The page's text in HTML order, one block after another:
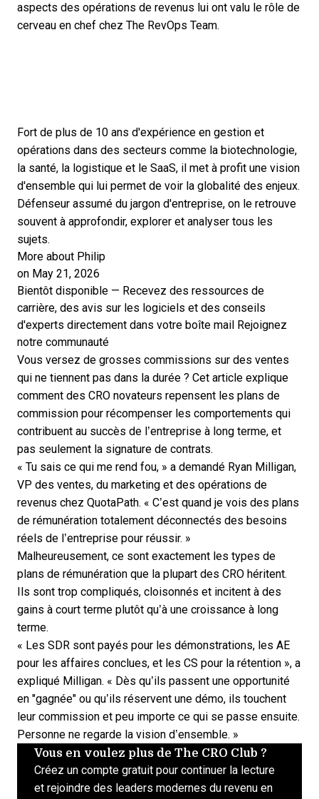
aspects des opérations de revenus lui ont valu le rôle de
cerveau en chef chez The RevOps Team.
Fort de plus de 10 ans d'expérience en gestion et
opérations dans des secteurs comme la biotechnologie,
la santé, la logistique et le SaaS, il met à profit une vision
d'ensemble qui lui permet de voir la globalité des enjeux.
Défenseur assumé du jargon d'entreprise, on le retrouve
souvent à approfondir, explorer et analyser tous les
sujets.
More about Philip
on May 21, 2026
Bientôt disponible — Recevez des ressources de
carrière, des avis sur les logiciels et des conseils
d'experts directement dans votre boîte mail
Rejoignez
notre communauté
Vous versez de grosses commissions sur des ventes
qui ne tiennent pas dans la durée ? Cet article explique
comment des CRO novateurs repensent les plans de
commission pour récompenser les comportements qui
contribuent au succès de l’entreprise à long terme, et
pas seulement la signature de contrats.
« Tu sais ce qui me rend fou, » a demandé Ryan Milligan,
VP des ventes, du marketing et des opérations de
revenus chez QuotaPath. « C’est quand je vois des plans
de rémunération totalement déconnectés des besoins
réels de l’entreprise pour réussir. »
Malheureusement, ce sont exactement les types de
plans de rémunération que la plupart des CRO héritent.
Ils sont trop compliqués, cloisonnés et incitent à des
gains à court terme plutôt qu’à une croissance à long
terme.
« Les SDR sont payés pour les démonstrations, les AE
pour les affaires conclues, et les CS pour la rétention », a
expliqué Milligan. « Dès qu’ils passent une opportunité
en "gagnée" ou qu’ils réservent une démo, ils touchent
leur commission et peu importe ce qui se passe ensuite.
Personne ne regarde la vision d’ensemble. »
Vous en voulez plus de The CRO Club ?
Créez un compte gratuit pour continuer la lecture
et rejoindre des leaders modernes du revenu en